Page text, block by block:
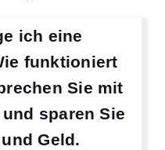
ich eine
funktioniert
Sie mit
sparen Sie
Geld.